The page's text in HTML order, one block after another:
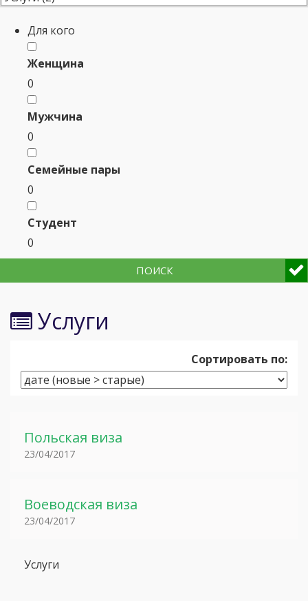
Для кого
Женщина
0
Мужчина
0
Семейные пары
0
Студент
0
ПОИСК
Услуги
Сортировать по:
Польская виза
23/04/2017
Воеводская виза
23/04/2017
Услуги